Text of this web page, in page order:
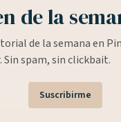
de la
de la semana en
Sin spam, sin clickbait.
Suscribirme